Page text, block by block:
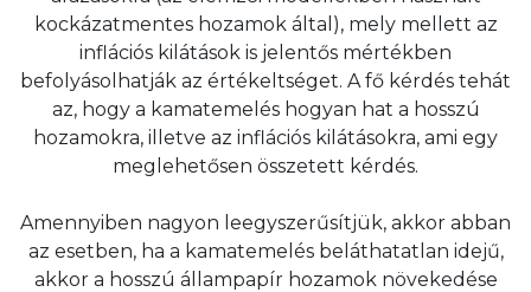
kockázatmentes hozamok által), mely mellett az
inflációs kilátások is jelentős mértékben
befolyásolhatják az értékeltséget. A fő kérdés tehát
az, hogy a kamatemelés hogyan hat a hosszú
hozamokra, illetve az inflációs kilátásokra, ami egy
meglehetősen összetett kérdés.
Amennyiben nagyon leegyszerűsítjük, akkor abban
az esetben, ha a kamatemelés beláthatatlan idejű,
akkor a hosszú állampapír hozamok növekedése